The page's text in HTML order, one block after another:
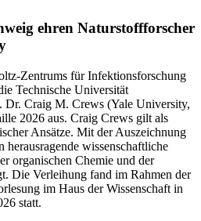
ehren Naturstoffforscher
Zentrums für Infektionsforschung
Technische Universität
Dr. Craig M. Crews (Yale University,
2026 aus. Craig Crews gilt als
Ansätze. Mit der Auszeichnung
wissenschaftliche
organischen Chemie und der
Die Verleihung fand im Rahmen der
im Haus der Wissenschaft in
statt.